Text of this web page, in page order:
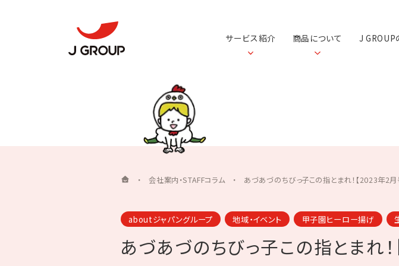
サービス紹介 商品について J GROUP
・会社案内・STAFFコラム・ あづあづのちびっ子この指とまれ！【2023年2月
aboutジャパングループ 地域・イベント 甲子園ヒーロー揚げ
あづあづのちびっ子この指とまれ！